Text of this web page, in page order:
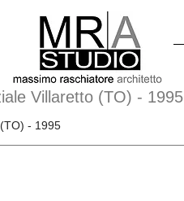
- 1995
Villaretto (TO) - 1995